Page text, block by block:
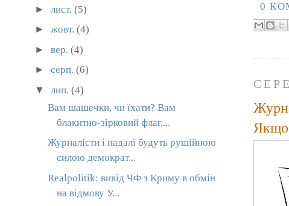
0
Якщо
► лист. (5)
► жовт. (4)
► вер. (4)
► серп. (6)
▼ лип. (4)
Вам шашечки, чи їхати? Вам
блакитно-зірковий флаг,...
Журналісти і надалі будуть рушійною
силою демократ...
Realpolitik: вивід ЧФ з Криму в обмін
на відмову У...